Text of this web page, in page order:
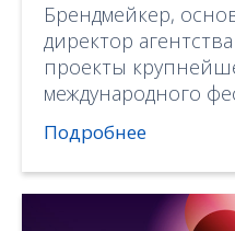
Брендмейкер,
директор
проекты
международного
Подробнее